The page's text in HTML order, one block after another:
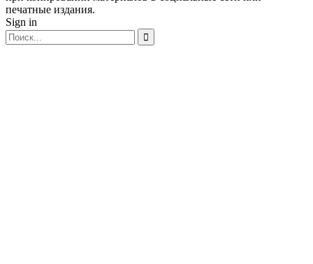
печатные издания.
Sign in